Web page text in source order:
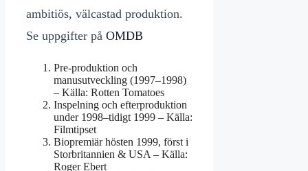
ambitiös, välcastad produktion.
Se uppgifter på OMDB
Pre-produktion och
manusutveckling (1997–1998)
– Källa: Rotten Tomatoes
Inspelning och efterproduktion
under 1998–tidigt 1999 – Källa:
Filmtipset
Biopremiär hösten 1999, först i
Storbritannien & USA – Källa:
Roger Ebert